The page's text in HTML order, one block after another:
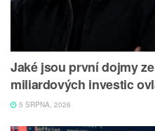
Jaké jsou první dojmy
miliardových investic
5 SRPNA, 2026